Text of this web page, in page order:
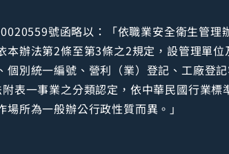
號函略以：「依職業安全衛生管理
辦法第2條至第3條之2規定，設管理單
別統一編號、營利（業）登記、工廠登
表一事業之分類認定，依中華民國行業
所為一般辦公行政性質而異。」